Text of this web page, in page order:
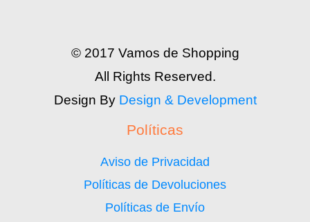
© 2017 Vamos de Shopping
All Rights Reserved.
Design By Design & Development
Políticas
Aviso de Privacidad
Políticas de Devoluciones
Políticas de Envío